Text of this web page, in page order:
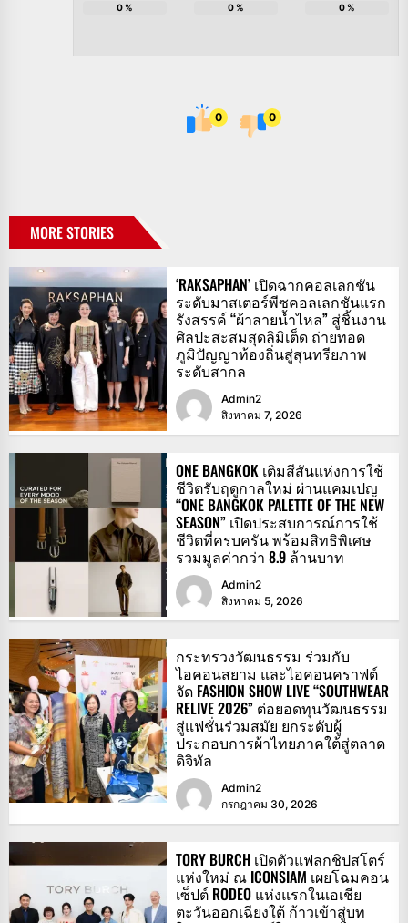
0% 0% 0%
0 0
MORE STORIES
‘RAKSAPHAN’ เปิดฉากคอลเลกชัน
ระดับมาสเตอร์พีซคอลเลกชันแรก
รังสรรค์ “ผ้าลายน้ำไหล” สู่ชิ้นงาน
ศิลปะสะสมสุดลิมิเต็ด ถ่ายทอด
ภูมิปัญญาท้องถิ่นสู่สุนทรียภาพ
ระดับสากล
Admin2
สิงหาคม 7, 2026
ONE BANGKOK เติมสีสันแห่งการใช้
ชีวิตรับฤดูกาลใหม่ ผ่านแคมเปญ
“ONE BANGKOK PALETTE OF THE NEW
SEASON” เปิดประสบการณ์การใช้
ชีวิตที่ครบครัน พร้อมสิทธิพิเศษ
รวมมูลค่ากว่า 8.9 ล้านบาท
Admin2
สิงหาคม 5, 2026
กระทรวงวัฒนธรรม ร่วมกับ
ไอคอนสยาม และไอคอนคราฟต์
จัด FASHION SHOW LIVE “SOUTHWEAR
RELIVE 2026” ต่อยอดทุนวัฒนธรรม
สู่แฟชั่นร่วมสมัย ยกระดับผู้
ประกอบการผ้าไทยภาคใต้สู่ตลาด
ดิจิทัล
Admin2
กรกฎาคม 30, 2026
TORY BURCH เปิดตัวแฟลกชิปสโตร์
แห่งใหม่ ณ ICONSIAM เผยโฉมคอน
เซ็ปต์ RODEO แห่งแรกในเอเชีย
ตะวันออกเฉียงใต้ ก้าวเข้าสู่บท